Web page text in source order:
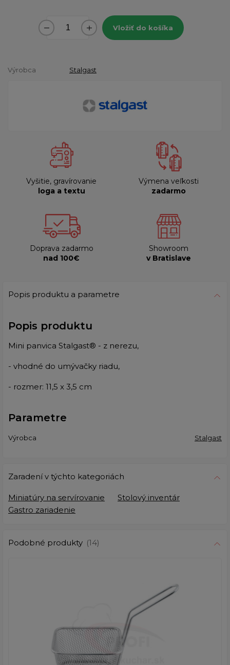
Vložiť do košíka
Výrobca Stalgast
Vyšitie, gravírovanie
loga a textu
Výmena veľkosti
zadarmo
Doprava zadarmo
nad 100€
Showroom
v Bratislave
Popis produktu a parametre
Popis produktu
Mini panvica Stalgast® - z nerezu,
- vhodné do umývačky riadu,
- rozmer: 11,5 x 3,5 cm
Parametre
Výrobca Stalgast
Zaradení v týchto kategoriách
Miniatúry na servírovanie
Stolový inventár
Gastro zariadenie
Podobné produkty (14)